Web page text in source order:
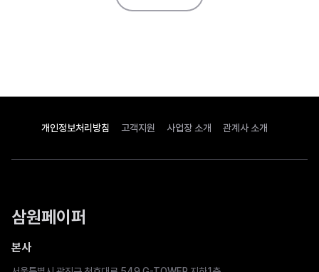
개인정보처리방침 고객지원 사업장 소개 관계사 소개
삼원페이퍼
본사